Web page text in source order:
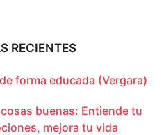
RECIENTES
forma educada (Vergara)
buenas: Entiende tu
mejora tu vida